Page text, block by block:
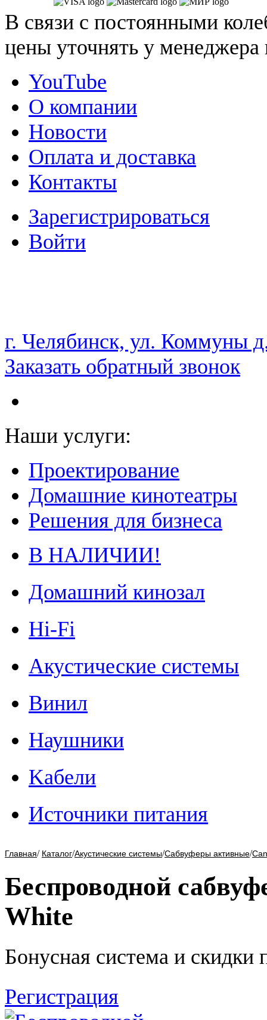
В связи с постоянными
цены уточнять у
YouTube
О компании
Новости
Оплата и доставка
Контакты
Зарегистрироваться
Войти
НАМ ДОВЕРЯЮТ С 2003 ГОДА
г. Челябинск, ул. Коммуны
Заказать обратный звонок
Наши услуги:
Проектирование
Домашние кинотеатры
Решения для бизнеса
В НАЛИЧИИ!
Домашний кинозал
Hi-Fi
Акустические системы
Винил
Наушники
Kабели
Источники питания
Главная/ Каталог/Акустические системы/Сабвуферы активные/
Беспроводной
White
Бонусная система и скидки
Регистрация